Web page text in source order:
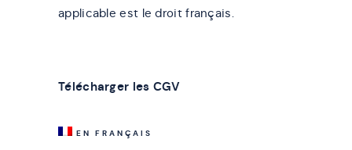
applicable est le droit français.
Télécharger les CGV
EN FRANÇAIS